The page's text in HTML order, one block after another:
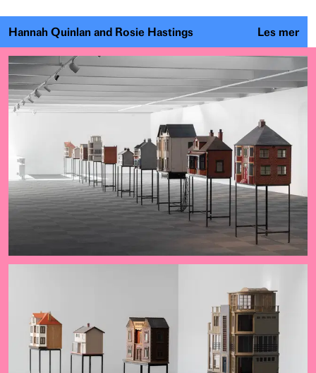
Hannah Quinlan and Rosie Hastings Les mer